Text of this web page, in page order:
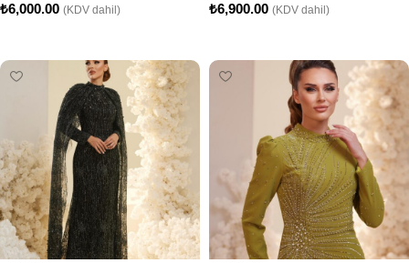
₺6,000.00 (KDV dahil)
₺6,900.00 (KDV dahil)